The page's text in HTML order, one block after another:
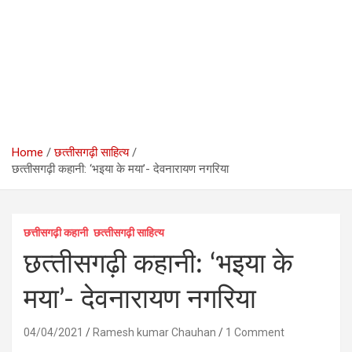
Home
छत्‍तीसगढ़ी साहित्‍य
छत्‍तीसगढ़ी कहानी: ‘भइया के मया’- देवनारायण नगरिया
छत्तीसगढ़ी कहानी छत्‍तीसगढ़ी साहित्‍य
छत्‍तीसगढ़ी कहानी: ‘भइया के
मया’- देवनारायण नगरिया
04/04/2021 Ramesh kumar Chauhan 1 Comment